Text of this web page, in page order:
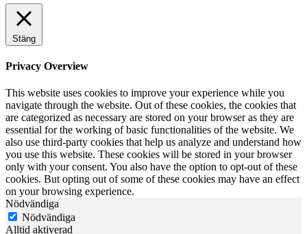
Stäng
Privacy Overview
This website uses cookies to improve your experience while you
navigate through the website. Out of these cookies, the cookies that
are categorized as necessary are stored on your browser as they are
essential for the working of basic functionalities of the website. We
also use third-party cookies that help us analyze and understand how
you use this website. These cookies will be stored in your browser
only with your consent. You also have the option to opt-out of these
cookies. But opting out of some of these cookies may have an effect
on your browsing experience.
Nödvändiga
Nödvändiga
Alltid aktiverad